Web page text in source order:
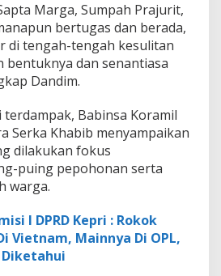
Marga, Sumpah Prajurit,
bertugas dan berada,
di tengah-tengah kesulitan
bentuknya dan senantiasa
Dandim.
Babinsa Koramil
Serka Khabib menyampaikan
dilakukan fokus
puing pepohonan serta
warga.
I DPRD Kepri : Rokok
Vietnam, Mainnya Di OPL,
Diketahui